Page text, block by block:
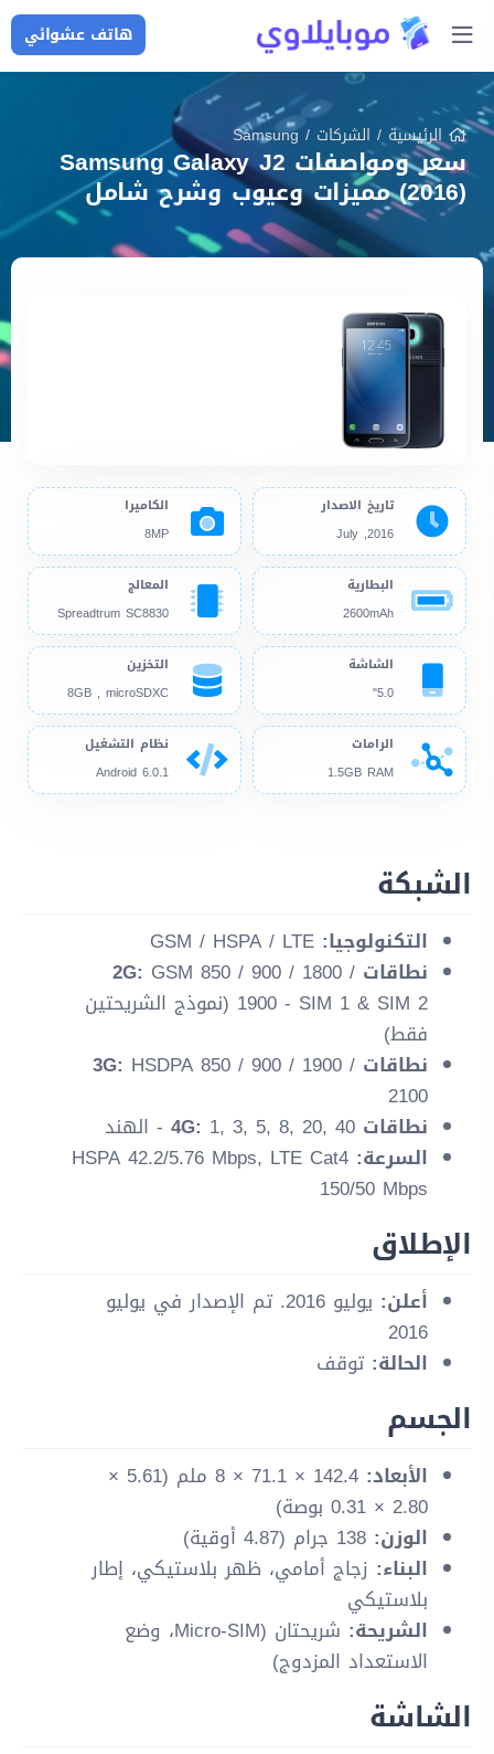
هاتف عشوائي
الرئيسية/ الشركات /
Samsung
سعر ومواصفات Samsung Galaxy J2
(2016) مميزات وعيوب وشرح شامل
تاريخ الاصدار
2016, July
الكاميرا
8MP
البطارية
2600mAh
المعالج
Spreadtrum SC8830
الشاشة
5.0"
التخزين
8GB , microSDXC
الرامات
1.5GB RAM
نظام التشغيل
Android 6.0.1
الشبكة
التكنولوجيا:
نطاقات 2G: GSM 850 / 900 / 1800 /
1900 - SIM 1 & SIM 2 (نموذج الشريحتين
فقط)
نطاقات 3G: HSDPA 850 / 900 / 1900 /
2100
نطاقات 4G: 1, 3, 5, 8, 20, 40 - الهند
السرعة: HSPA 42.2/5.76 Mbps, LTE Cat4
150/50 Mbps
الإطلاق
أعلن:
يوليو 2016. تم الإصدار في يوليو
2016
الحالة: توقف
الجسم
الأبعاد:
142.4 × 71.1 × 8 ملم (5.61 ×
2.80 × 0.31 بوصة)
الوزن:
البناء: زجاج أمامي، ظهر بلاستيكي، إطار
بلاستيكي
الشريحة:
شريحتان (Micro-SIM، وضع
الاستعداد المزدوج)
الشاشة